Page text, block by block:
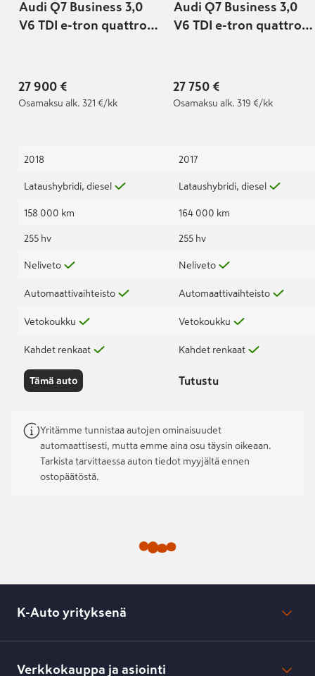
Audi Q7 Business 3,0
V6 TDI e-tron quattro
27 900 €
Osamaksu alk. 321 €/kk
2018
Lataushybridi, diesel
158 000 km
255 hv
Neliveto
Automaattivaihteisto
Vetokoukku
Kahdet renkaat
Tämä auto
Audi Q7 Business 3,0
V6 TDI e-tron quattro
27 750 €
Osamaksu alk. 319 €/kk
2017
Lataushybridi, diesel
164 000 km
255 hv
Neliveto
Automaattivaihteisto
Vetokoukku
Kahdet renkaat
Tutustu
Yritämme tunnistaa autojen ominaisuudet
automaattisesti, mutta emme aina osu täysin oikeaan.
Tarkista tarvittaessa auton tiedot myyjältä ennen
ostopäätöstä.
K-Auto yrityksenä
Lehdistötiedotteet
Verkkokauppa ja asiointi